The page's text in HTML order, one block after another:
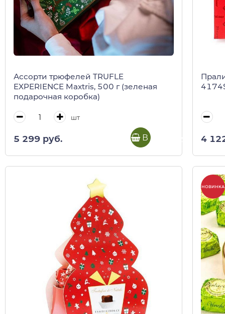
Ассорти трюфелей TRUFLE
EXPERIENCE Maxtris, 500 г (зеленая
подарочная коробка)
шт
5 299 руб. В корзину 4
НОВИНКА